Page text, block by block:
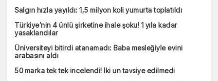
Salgın hızla yayıldı: 1,5 milyon koli yumurta toplatıldı
Türkiye’nin 4 ünlü şirketine ihale şoku! 1 yıla kadar
yasaklandılar
Üniversiteyi bitirdi atanamadı: Baba mesleğiyle evini
arabasını aldı
50 marka tek tek incelendi! İki un tavsiye edilmedi